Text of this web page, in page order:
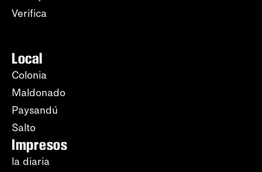
Verifica
Local
Colonia
Maldonado
Paysandú
Salto
Impresos
la diaria